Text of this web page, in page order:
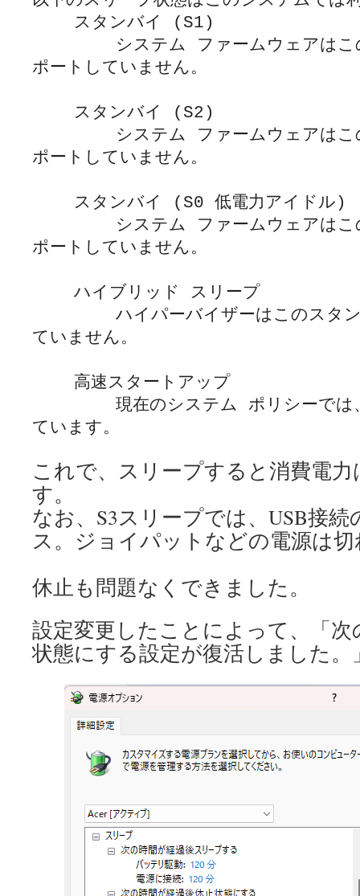
ポートしていません。
ポートしていません。
ポートしていません。
ていません。
これで、スリープすると消費電
す。
なお、S3スリープでは、USB接
ス。ジョイパットなどの電源は
休止も問題なくできました。
設定変更したことによって、「次
状態にする設定が復活しました。